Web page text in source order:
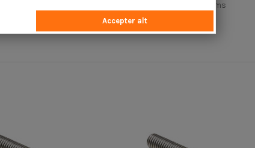
inkl. moms
Accepter alt